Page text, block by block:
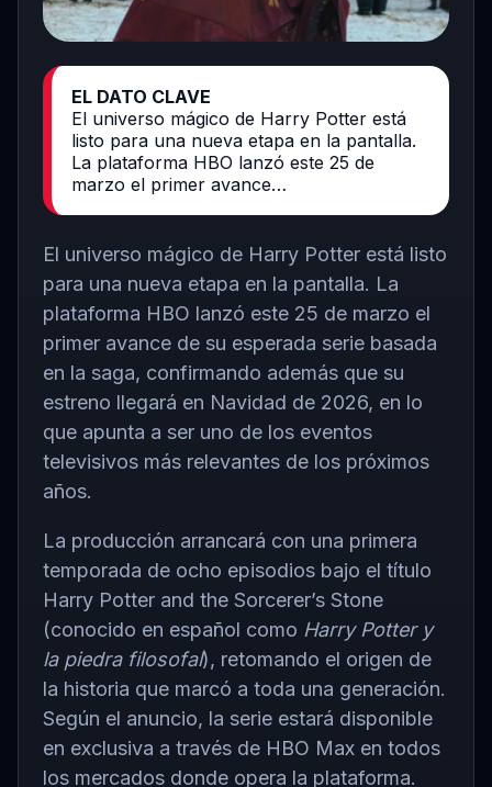
EL DATO CLAVE
El universo mágico de Harry Potter está
listo para una nueva etapa en la pantalla.
La plataforma HBO lanzó este 25 de
marzo el primer avance…
El universo mágico de Harry Potter está listo
para una nueva etapa en la pantalla. La
plataforma HBO lanzó este 25 de marzo el
primer avance de su esperada serie basada
en la saga, confirmando además que su
estreno llegará en Navidad de 2026, en lo
que apunta a ser uno de los eventos
televisivos más relevantes de los próximos
años.
La producción arrancará con una primera
temporada de ocho episodios bajo el título
Harry Potter and the Sorcerer’s Stone
(conocido en español como Harry Potter y
la piedra filosofal), retomando el origen de
la historia que marcó a toda una generación.
Según el anuncio, la serie estará disponible
en exclusiva a través de HBO Max en todos
los mercados donde opera la plataforma.